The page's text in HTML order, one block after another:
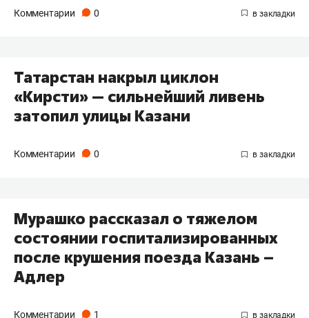
Комментарии 0
Татарстан накрыл циклон
«Кирсти» — сильнейший ливень
затопил улицы Казани
Комментарии 0
Мурашко рассказал о тяжелом
состоянии госпитализированных
после крушения поезда Казань –
Адлер
Комментарии 1